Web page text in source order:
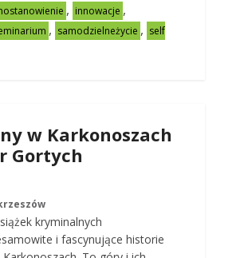
, innowacje ,
, samodzielneżycie , self
w Karkonoszach
Gortych
kryminalnych
i fascynujące historie